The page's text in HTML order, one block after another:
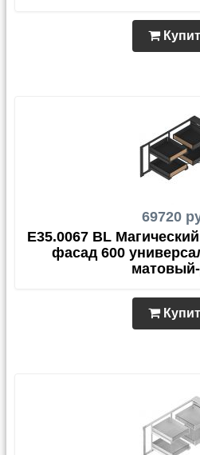
69720
E35.0067 BL
фасад 600